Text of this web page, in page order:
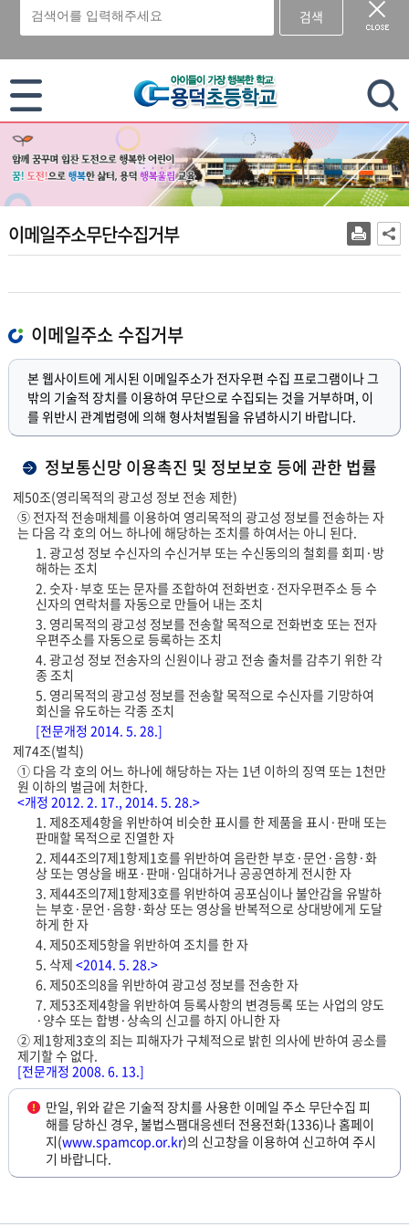
이 누리집은 대한민국 공식 전자정부 누리집입니다.
검색
이메일주소무단수집거부
이메일주소 수집거부
본 웹사이트에 게시된 이메일주소가 전자우편 수집 프로그램이나 그
밖의 기술적 장치를 이용하여 무단으로 수집되는 것을 거부하며, 이
를 위반시 관계법령에 의해 형사처벌됨을 유념하시기 바랍니다.
정보통신망 이용촉진 및 정보보호 등에 관한 법률
제50조(영리목적의 광고성 정보 전송 제한)
⑤ 전자적 전송매체를 이용하여 영리목적의 광고성 정보를 전송하는 자
는 다음 각 호의 어느 하나에 해당하는 조치를 하여서는 아니 된다.
1. 광고성 정보 수신자의 수신거부 또는 수신동의의 철회를 회피·방
해하는 조치
2. 숫자·부호 또는 문자를 조합하여 전화번호·전자우편주소 등 수
신자의 연락처를 자동으로 만들어 내는 조치
3. 영리목적의 광고성 정보를 전송할 목적으로 전화번호 또는 전자
우편주소를 자동으로 등록하는 조치
4. 광고성 정보 전송자의 신원이나 광고 전송 출처를 감추기 위한 각
종 조치
5. 영리목적의 광고성 정보를 전송할 목적으로 수신자를 기망하여
회신을 유도하는 각종 조치
[전문개정 2014. 5. 28.]
제74조(벌칙)
① 다음 각 호의 어느 하나에 해당하는 자는 1년 이하의 징역 또는 1천만
원 이하의 벌금에 처한다.
<개정 2012. 2. 17., 2014. 5. 28.>
1. 제8조제4항을 위반하여 비슷한 표시를 한 제품을 표시·판매 또는
판매할 목적으로 진열한 자
2. 제44조의7제1항제1호를 위반하여 음란한 부호·문언·음향·화
상 또는 영상을 배포·판매·임대하거나 공공연하게 전시한 자
3. 제44조의7제1항제3호를 위반하여 공포심이나 불안감을 유발하
는 부호·문언·음향·화상 또는 영상을 반복적으로 상대방에게 도달
하게 한 자
4. 제50조제5항을 위반하여 조치를 한 자
5. 삭제 <2014. 5. 28.>
6. 제50조의8을 위반하여 광고성 정보를 전송한 자
7. 제53조제4항을 위반하여 등록사항의 변경등록 또는 사업의 양도
·양수 또는 합병·상속의 신고를 하지 아니한 자
② 제1항제3호의 죄는 피해자가 구체적으로 밝힌 의사에 반하여 공소를
제기할 수 없다.
[전문개정 2008. 6. 13.]
만일, 위와 같은 기술적 장치를 사용한 이메일 주소 무단수집 피
해를 당하신 경우, 불법스팸대응센터 전용전화(1336)나 홈페이
지(www.spamcop.or.kr)의 신고창을 이용하여 신고하여 주시
기 바랍니다.